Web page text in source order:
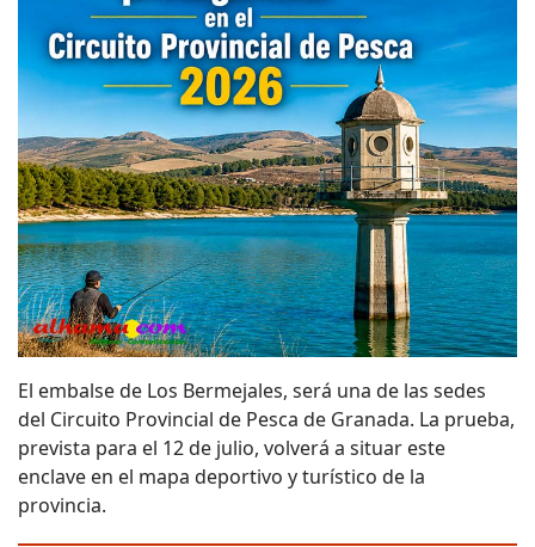
El embalse de Los Bermejales, será una de las sedes
del Circuito Provincial de Pesca de Granada. La prueba,
prevista para el 12 de julio, volverá a situar este
enclave en el mapa deportivo y turístico de la
provincia.